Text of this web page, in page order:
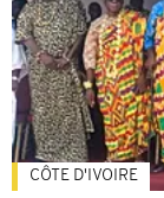
CÔTE D'IVOIRE